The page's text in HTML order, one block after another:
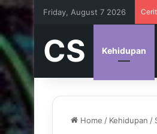
Friday, August 7 2026
CS Kehidupan
Home / Kehidupan /